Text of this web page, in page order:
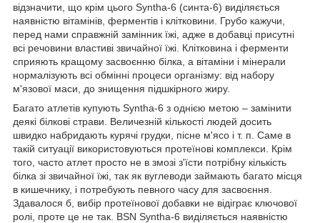
відзначити, що крім цього Syntha-6 (синта-6) виділяється
наявністю вітамінів, ферментів і клітковини. Грубо кажучи,
перед нами справжній замінник їжі, адже в добавці присутні
всі речовини властиві звичайної їжі. Клітковина і ферменти
сприяють кращому засвоєнню білка, а вітаміни і мінерали
нормалізують всі обмінні процеси організму: від набору
м'язової маси, до знищення підшкірного жиру.
Багато атлетів купують Syntha-6 з однією метою – замінити
деякі білкові страви. Величезній кількості людей досить
швидко набридають курячі грудки, пісне м'ясо і т. п. Саме в
такій ситуації використовуються протеїнові комплекси. Крім
того, часто атлет просто не в змозі з'їсти потрібну кількість
білка зі звичайної їжі, так як вуглеводи займають багато місця
в кишечнику, і потребують певного часу для засвоєння.
Здавалося б, вибір протеїнової добавки не відіграє ключової
ролі, проте це не так. BSN Syntha-6 виділяється наявністю